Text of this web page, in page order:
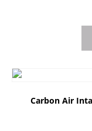
Carbon Air